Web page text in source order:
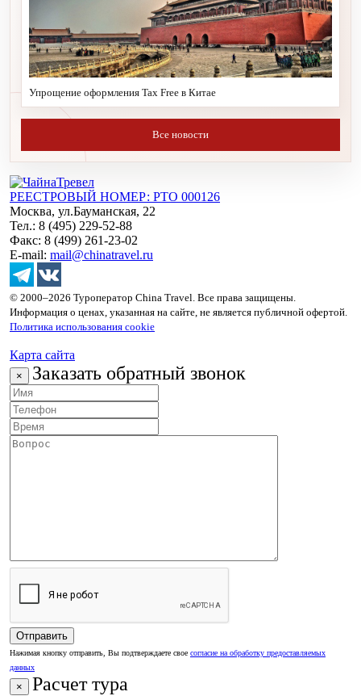
Упрощение оформления Tax Free в Китае
Все новости
РЕЕСТРОВЫЙ НОМЕР: РТО 000126
Москва, ул.Бауманская, 22
Тел.: 8 (495) 229-52-88
Факс: 8 (499) 261-23-02
E-mail: mail@chinatravel.ru
© 2000–2026 Туроператор China Travel. Все права защищены.
Информация о ценах, указанная на сайте, не является публичной офертой.
Политика использования cookie
Карта сайта
× Заказать обратный звонок
Нажимая кнопку отправить, Вы подтверждаете свое согласие на обработку предоставляемых
данных
× Расчет тура